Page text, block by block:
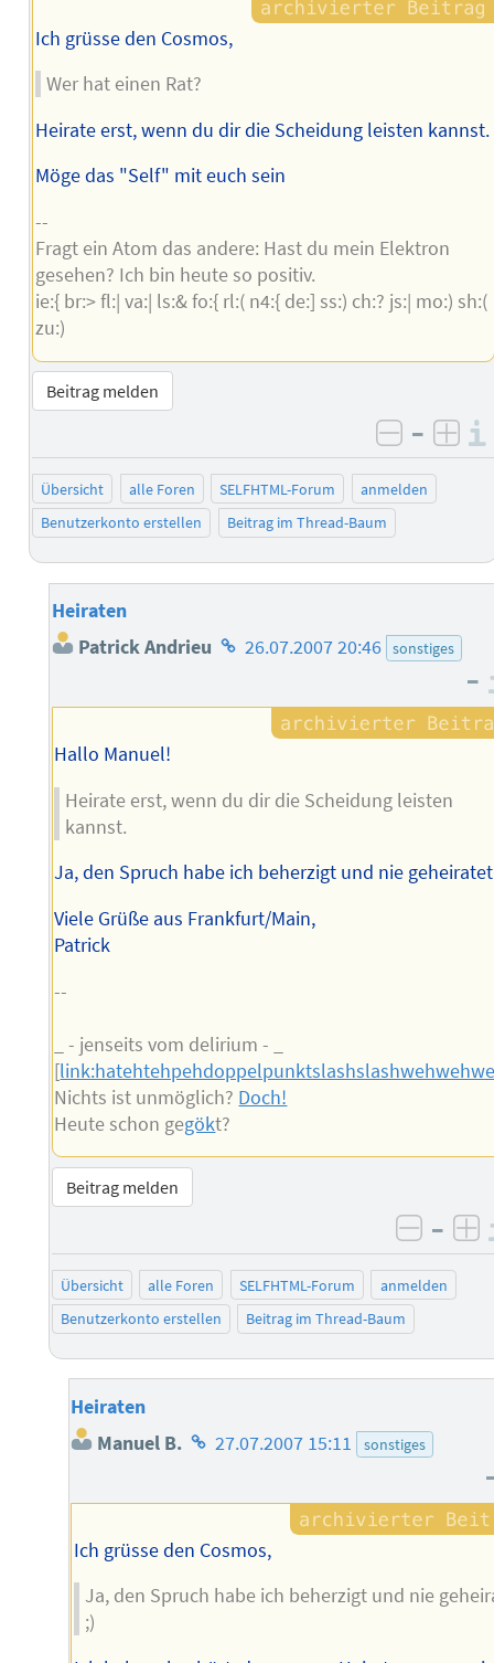
Ich grüsse den Cosmos,
Wer hat einen Rat?
Heirate erst, wenn du dir die Scheidung leisten kannst.
Möge das "Self" mit euch sein
--
Fragt ein Atom das andere: Hast du mein Elektron
gesehen? Ich bin heute so positiv.
ie:{ br:> fl:| va:| ls:& fo:{ rl:( n4:{ de:] ss:) ch:? js:| mo:) sh:(
zu:)
Beitrag melden
negativ
–
Übersicht alle Foren SELFHTML-Forum
anmelden
Benutzerkonto erstellen
Beitrag im Thread-Baum
Heiraten
Patrick Andrieu Homepage
Autors
26.07.2007 20:46 sonstiges
–
Hallo Manuel!
Heirate erst, wenn du dir die Scheidung leisten
kannst.
Ja, den Spruch habe ich beherzigt und nie
Viele Grüße aus Frankfurt/Main,
Patrick
--
_ - jenseits vom delirium - _
[
Nichts ist unmöglich? Doch!
Heute schon gegökt?
Beitrag melden
–
Übersicht alle Foren SELFHTML-Forum
anmelden
Benutzerkonto erstellen
Beitrag im Thread-Baum
Heiraten
Manuel B. Homepage
Autors
27.07.2007 15:11 sonstiges
Ich grüsse den Cosmos,
Ja, den Spruch habe ich beherzigt und nie
;)